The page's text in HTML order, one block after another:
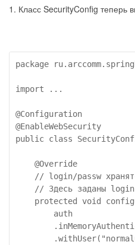
1. Класс SecurityConfig теперь
package
import ...
@Configuration
@EnableWebSecurity
public class
    @Override
// login/passw
// Здесь заданы
protected void
        auth